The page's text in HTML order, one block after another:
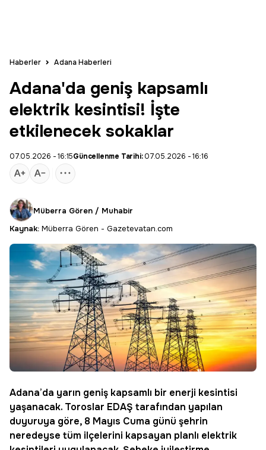
Haberler Adana Haberleri
Adana'da geniş kapsamlı
elektrik kesintisi! İşte
etkilenecek sokaklar
07.05.2026 - 16:15Güncellenme Tarihi:07.05.2026 - 16:16
Müberra Gören / Muhabir
Kaynak: Müberra Gören - Gazetevatan.com
Adana’da yarın geniş kapsamlı bir enerji kesintisi
yaşanacak. Toroslar EDAŞ tarafından yapılan
duyuruya göre, 8 Mayıs Cuma günü şehrin
neredeyse tüm ilçelerini kapsayan planlı elektrik